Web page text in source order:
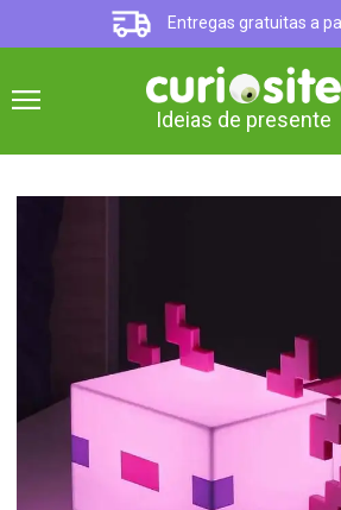
Entregas gratuitas a
Ideias de presente